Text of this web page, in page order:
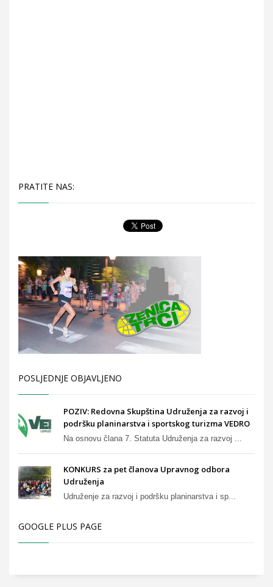
PRATITE NAS:
POSLJEDNJE OBJAVLJENO
POZIV: Redovna Skupština Udruženja za razvoj i
podršku planinarstva i sportskog turizma VEDRO
Na osnovu člana 7. Statuta Udruženja za razvoj ...
KONKURS za pet članova Upravnog odbora
Udruženja
Udruženje za razvoj i podršku planinarstva i sp...
GOOGLE PLUS PAGE